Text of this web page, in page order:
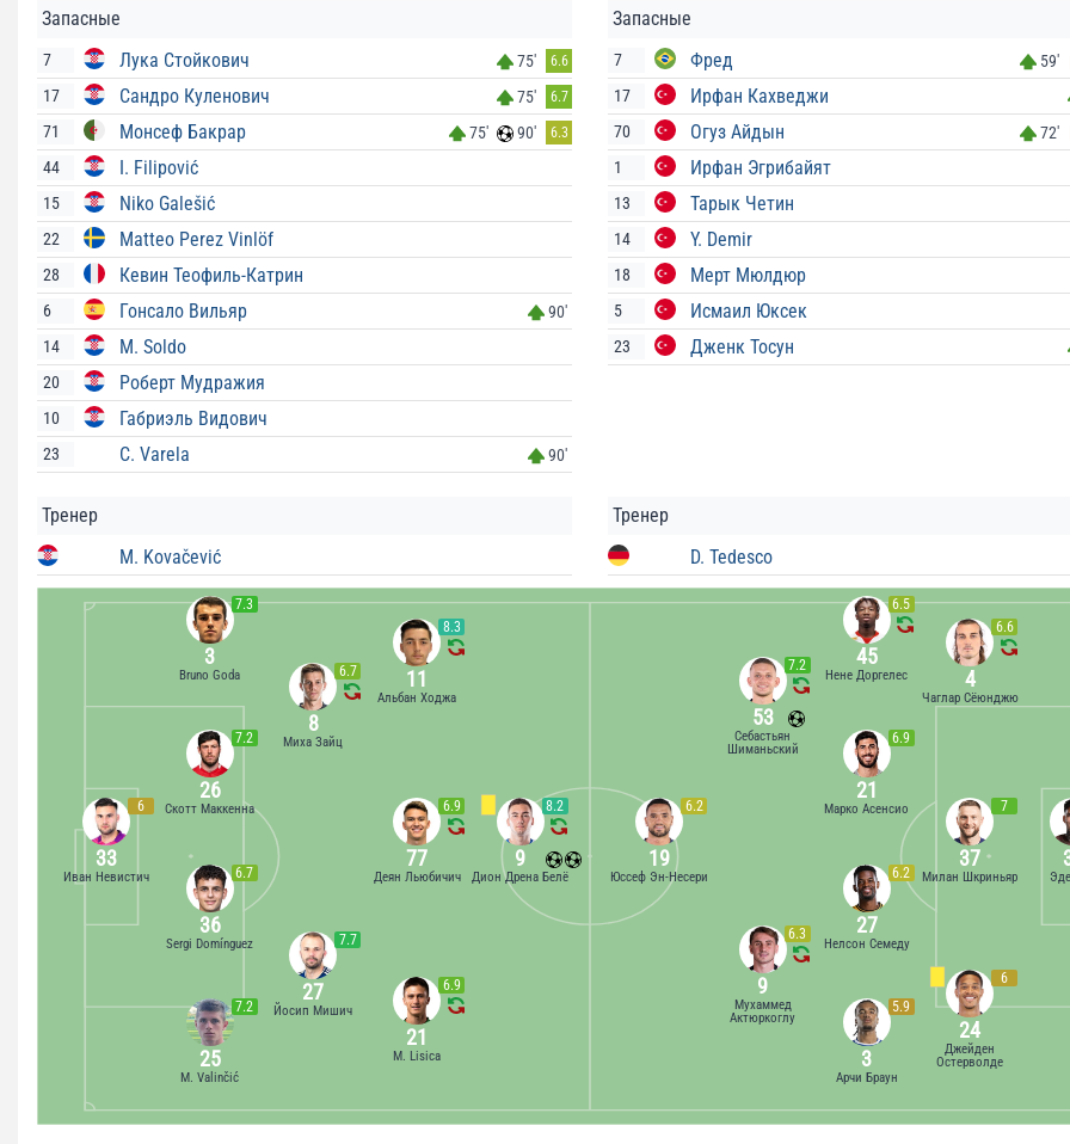
Запасные
7 Лука Стойкович 75' 6.6
17 Сандро Куленович 75' 6.7
71 Монсеф Бакрар 75' 90' 6.3
44 I. Filipović
15 Niko Galešić
22 Matteo Perez Vinlöf
28 Кевин Теофиль-Катрин
6 Гонсало Вильяр
90'
14
M. Soldo
20 Роберт Мудражия
10 Габриэль Видович
23 C. Varela 90'
Тренер
M. Kovačević
Запасные
7 Фред 59'
17 Ирфан Кахведжи
70 Огуз Айдын 72'
1 Ирфан Эгрибайят
13 Тарык Четин
14 Y. Demir
18 Мерт Мюлдюр
5 Исмаил Юксек
23 Дженк Тосун
Тренер
D. Tedesco
6
33
Иван Невистич
7.3
3
Bruno Goda
7.2
26
Скотт Маккенна
6.7
36
Sergi Domínguez
7.2
25
M. Valinčić
6.7
8
Миха Зайц
7.7
27
Йосип Мишич
8.3
11
Альбан Ходжа
6.9
77
Деян Льюбичич
6.9
21
M. Lisica
8.2
9
Дион Дрена Белё
6
24
Джейден
Остерволде
7
37
Милан Шкриньяр
6.6
4
Чаглар Сёюнджю
5.9
3
Арчи Браун
6.2
27
Нелсон Семеду
6.9
21
Марко Асенсио
6.5
45
Нене Доргелес
6.3
9
Мухаммед
Актюркоглу
7.2
53
Себастьян
Шиманьский
6.2
19
Юссеф Эн-Несери